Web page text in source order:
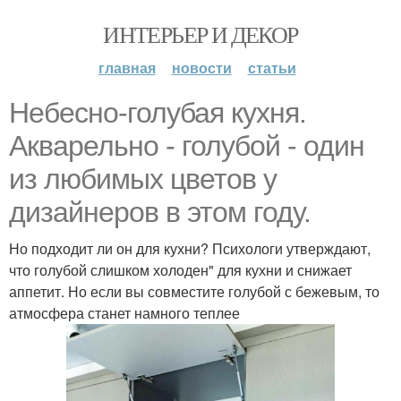
ИНТЕРЬЕР И ДЕКОР
главная новости статьи
Небесно-голубая кухня.
Акварельно - голубой - один
из любимых цветов у
дизайнеров в этом году.
Но подходит ли он для кухни? Психологи утверждают,
что голубой слишком холоден" для кухни и снижает
аппетит. Но если вы совместите голубой с бежевым, то
атмосфера станет намного теплее